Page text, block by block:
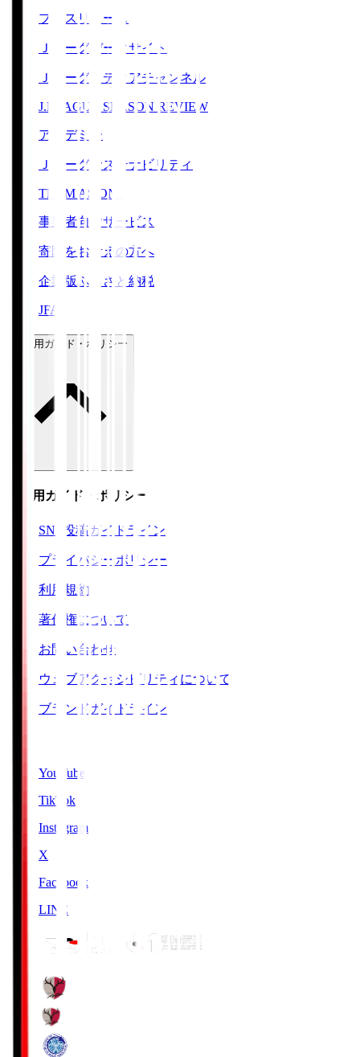
プレスリリース
Ｊリーグデータサイト
Ｊリーグメディアチャンネル
J.LEAGUE SEASON REVIEW
アカデミー
Ｊリーグサステナビリティ
TEAM AS ONE
事業者向けサービス
寄附をお考えの方へ
企業版ふるさと納税
JFA
ご利用ガイド・ポリシー
ご利用ガイド・ポリシー
SNS投稿ガイドライン
プライバシーポリシー
利用規約
著作権について
お問い合わせ
ウェブアクセシビリティについて
ブランドガイドライン
YouTube
TikTok
Instagram
X
Facebook
LINE